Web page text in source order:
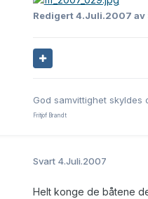
Redigert4.Juli.2007 av
God samvittighet skyldes
Fritjof Brandt
Svart 4.Juli.2007
Helt konge de båtene